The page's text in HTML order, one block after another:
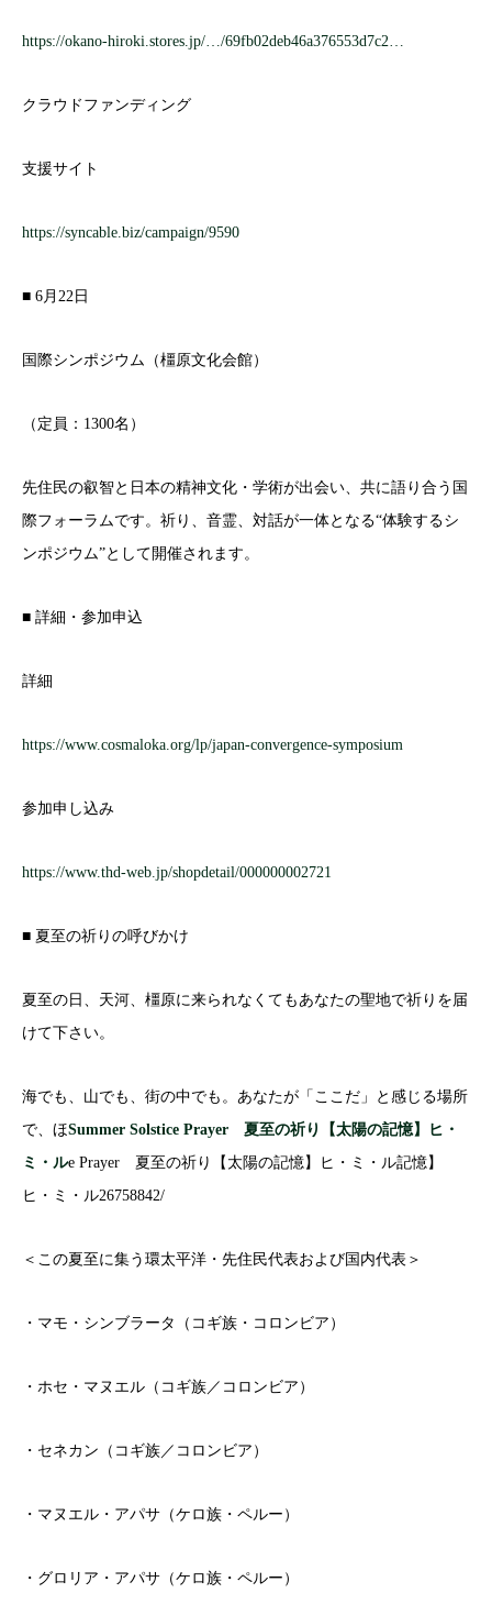
https://okano-hiroki.stores.jp/…/69fb02deb46a376553d7c2…
クラウドファンディング
支援サイト
https://syncable.biz/campaign/9590
■ 6月22日
国際シンポジウム（橿原文化会館）
（定員：1300名）
先住民の叡智と日本の精神文化・学術が出会い、共に語り合う国
際フォーラムです。祈り、音霊、対話が一体となる“体験するシ
ンポジウム”として開催されます。
■ 詳細・参加申込
詳細
https://www.cosmaloka.org/lp/japan-convergence-symposium
参加申し込み
https://www.thd-web.jp/shopdetail/000000002721
■ 夏至の祈りの呼びかけ
夏至の日、天河、橿原に来られなくてもあなたの聖地で祈りを届
けて下さい。
海でも、山でも、街の中でも。あなたが「ここだ」と感じる場所
で、ほSummer Solstice Prayer 夏至の祈り【太陽の記憶】ヒ・
ミ・ルe Prayer 夏至の祈り【太陽の記憶】ヒ・ミ・ル記憶】
ヒ・ミ・ル26758842/
＜この夏至に集う環太平洋・先住民代表および国内代表＞
・マモ・シンブラータ（コギ族・コロンビア）
・ホセ・マヌエル（コギ族／コロンビア）
・セネカン（コギ族／コロンビア）
・マヌエル・アパサ（ケロ族・ペルー）
・グロリア・アパサ（ケロ族・ペルー）